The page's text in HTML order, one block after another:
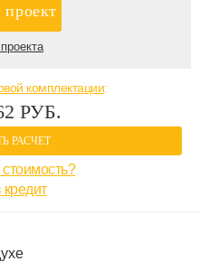
проект
комплектации:
РУБ.
РАСЧЕТ
кредит